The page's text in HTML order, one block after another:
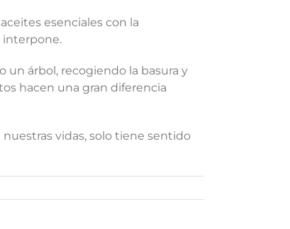
esenciales con la
interpone.
un árbol, recogiendo la basura y
hacen una gran diferencia
vidas, solo tiene sentido